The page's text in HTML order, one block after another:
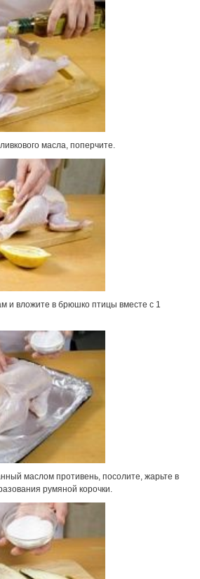
масла, поперчите.
и вложите в брюшко птицы вместе с 1
маслом противень, посолите, жарьте в
румяной корочки.